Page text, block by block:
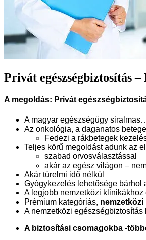
Privát egészségbiztosítás –
A megoldás: Privát
A magyar egészségügy
Az onkológia, a daganatos
Fedezi a rákbetegek
Teljes körű megoldást adunk az
szabad orvosválasztással
akár az egész világon –
Akár türelmi idő nélkül
Gyógykezelés lehetősége bárhol
A legjobb nemzetközi
Prémium kategóriás,
A nemzetközi
A biztosítási csomagokba -